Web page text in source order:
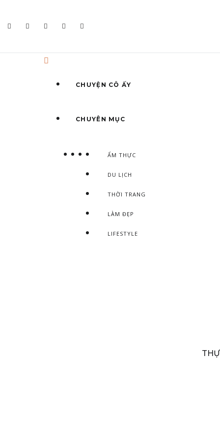
CHUYỆN CÔ ẤY
CHUYÊN MỤC
ẨM THỰC
DU LỊCH
THỜI TRANG
LÀM ĐẸP
LIFESTYLE